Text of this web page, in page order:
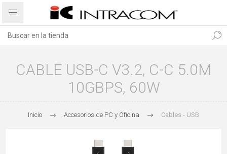
CABLE USB-C V3.2, C-C 5.0M
10GBPS, 60W
Inicio Accesorios de PC y Oficina Cables - USB